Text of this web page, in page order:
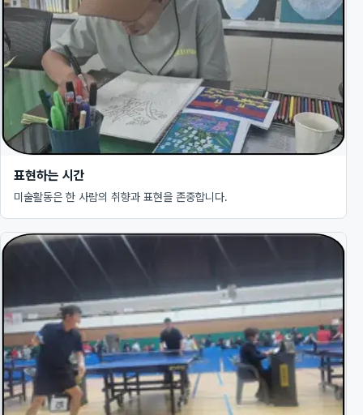
표현하는 시간
미술활동은 한 사람의 취향과 표현을 존중합니다.